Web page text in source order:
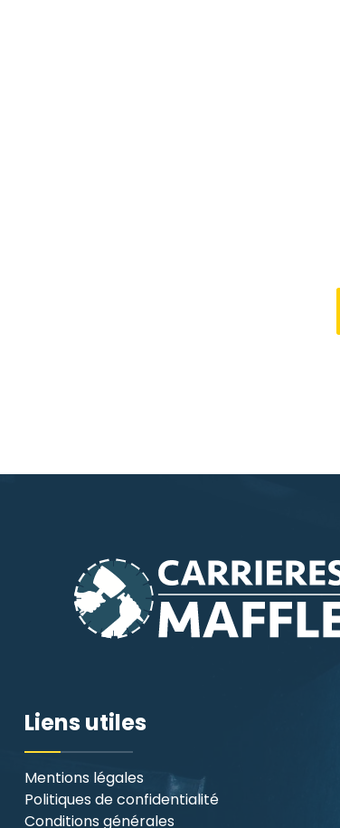
Liens utiles
Mentions légales
Politiques de confidentialité
Conditions générales